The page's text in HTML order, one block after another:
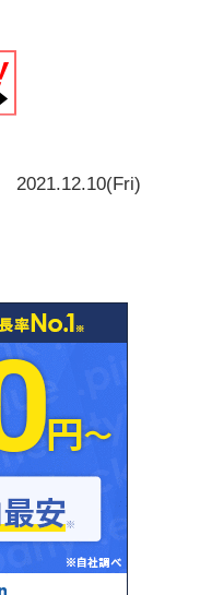
2021.12.10(Fri)